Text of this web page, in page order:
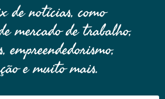
de notícias, como
mercado de trabalho,
empreendedorismo,
e muito mais.